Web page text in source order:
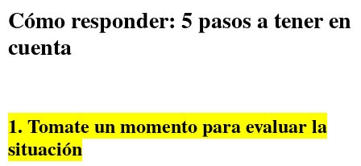
Cómo responder: 5 pasos a tener en
cuenta
1. Tomate un momento para evaluar la
situación